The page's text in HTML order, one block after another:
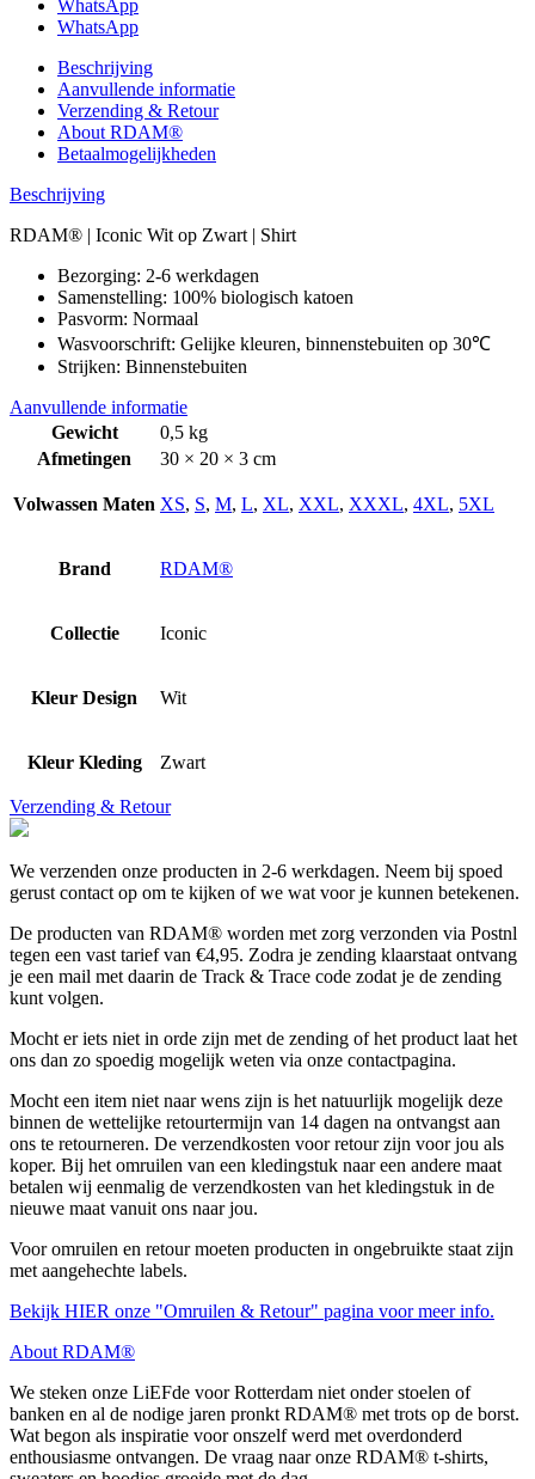
WhatsApp
WhatsApp
Beschrijving
Aanvullende informatie
Verzending & Retour
About RDAM®
Betaalmogelijkheden
Beschrijving
RDAM® | Iconic Wit op Zwart | Shirt
Bezorging: 2-6 werkdagen
Samenstelling: 100% biologisch katoen
Pasvorm: Normaal
Wasvoorschrift: Gelijke kleuren, binnenstebuiten op 30℃
Strijken: Binnenstebuiten
Aanvullende informatie
Gewicht
0,5 kg
Afmetingen
30 × 20 × 3 cm
Volwassen Maten XS, S, M, L, XL, XXL, XXXL, 4XL, 5XL
Brand RDAM®
Collectie Iconic
Kleur Design Wit
Kleur Kleding Zwart
Verzending & Retour
We verzenden onze producten in 2-6 werkdagen. Neem bij spoed
gerust contact op om te kijken of we wat voor je kunnen betekenen.
De producten van RDAM® worden met zorg verzonden via Postnl
tegen een vast tarief van €4,95. Zodra je zending klaarstaat ontvang
je een mail met daarin de Track & Trace code zodat je de zending
kunt volgen.
Mocht er iets niet in orde zijn met de zending of het product laat het
ons dan zo spoedig mogelijk weten via onze contactpagina.
Mocht een item niet naar wens zijn is het natuurlijk mogelijk deze
binnen de wettelijke retourtermijn van 14 dagen na ontvangst aan
ons te retourneren. De verzendkosten voor retour zijn voor jou als
koper. Bij het omruilen van een kledingstuk naar een andere maat
betalen wij eenmalig de verzendkosten van het kledingstuk in de
nieuwe maat vanuit ons naar jou.
Voor omruilen en retour moeten producten in ongebruikte staat zijn
met aangehechte labels.
Bekijk HIER onze "Omruilen & Retour" pagina voor meer info.
About RDAM®
We steken onze LiEFde voor Rotterdam niet onder stoelen of
banken en al de nodige jaren pronkt RDAM® met trots op de borst.
Wat begon als inspiratie voor onszelf werd met overdonderd
enthousiasme ontvangen. De vraag naar onze RDAM® t-shirts,